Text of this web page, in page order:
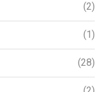
(2)
(1)
(28)